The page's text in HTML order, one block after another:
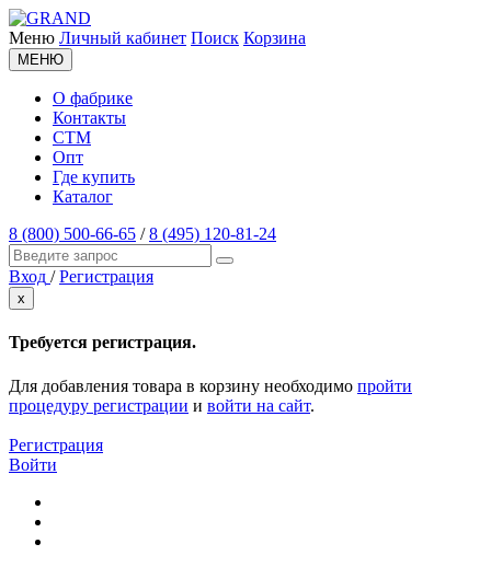
Меню Личный кабинет Поиск Корзина
МЕНЮ
О фабрике
Контакты
СТМ
Опт
Где купить
Каталог
8 (800) 500-66-65 /8 (495) 120-81-24
Вход / Регистрация
x
Требуется регистрация.
Для добавления товара в корзину необходимо пройти
процедуру регистрации и войти на сайт.
Регистрация
Войти